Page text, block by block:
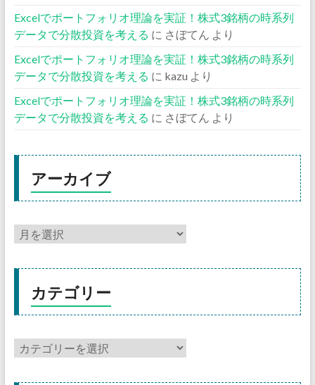
Excelでポートフォリオ理論を実証！株式3銘柄の時系列
データで分散投資を考える に さぼてん より
Excelでポートフォリオ理論を実証！株式3銘柄の時系列
データで分散投資を考える に kazu より
Excelでポートフォリオ理論を実証！株式3銘柄の時系列
データで分散投資を考える に さぼてん より
アーカイブ
カテゴリー